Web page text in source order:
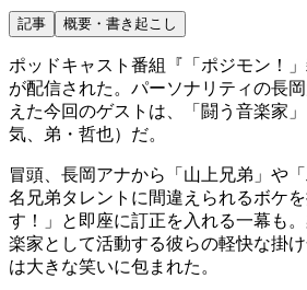
記事 概要・書き起こし
ポッドキャスト番組『「ポジモン！」
が配信された。パーソナリティの長
えた今回のゲストは、「闘う音楽家
気、弟・哲也）だ。
冒頭、長岡アナから「山上兄弟」や
名兄弟タレントに間違えられるボケ
す！」と即座に訂正を入れる一幕も
楽家として活動する彼らの軽快な掛
は大きな笑いに包まれた。